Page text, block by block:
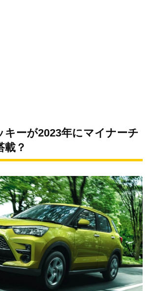
キーが2023年にマイナーチ
載？